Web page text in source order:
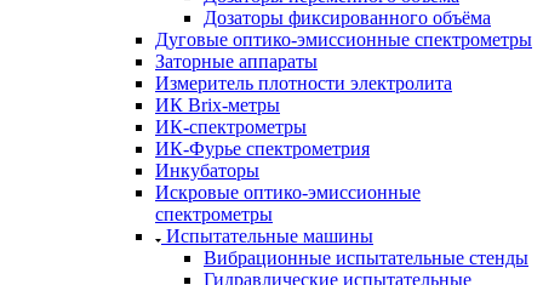
Дозаторы фиксированного объёма
Дуговые оптико-эмиссионные спектрометры
Заторные аппараты
Измеритель плотности электролита
ИК Brix-метры
ИК-спектрометры
ИК-Фурье спектрометрия
Инкубаторы
Искровые оптико-эмиссионные
спектрометры
Испытательные машины
Вибрационные испытательные стенды
Гидравлические испытательные